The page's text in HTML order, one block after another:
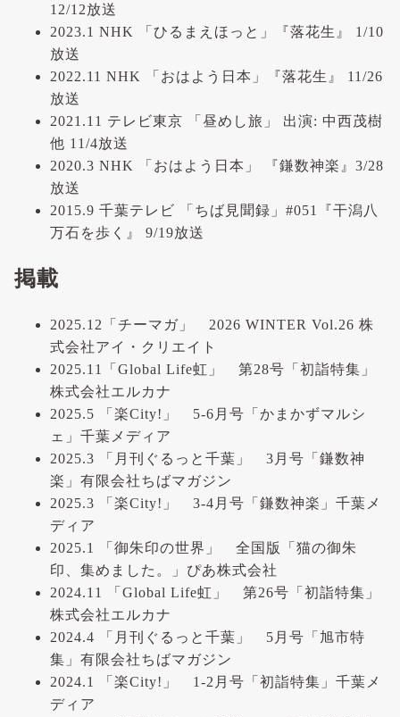
12/12放送
2023.1 NHK 「ひるまえほっと」『落花生』 1/10
放送
2022.11 NHK 「おはよう日本」『落花生』 11/26
放送
2021.11 テレビ東京 「昼めし旅」 出演: 中西茂樹
他 11/4放送
2020.3 NHK 「おはよう日本」 『鎌数神楽』3/28
放送
2015.9 千葉テレビ 「ちば見聞録」#051『干潟八
万石を歩く』 9/19放送
掲載
2025.12「チーマガ」 2026 WINTER Vol.26 株
式会社アイ・クリエイト
2025.11「Global Life虹」 第28号「初詣特集」
株式会社エルカナ
2025.5 「楽City!」 5-6月号「かまかずマルシ
ェ」千葉メディア
2025.3 「月刊ぐるっと千葉」 3月号「鎌数神
楽」有限会社ちばマガジン
2025.3 「楽City!」 3-4月号「鎌数神楽」千葉メ
ディア
2025.1 「御朱印の世界」 全国版「猫の御朱
印、集めました。」ぴあ株式会社
2024.11 「Global Life虹」 第26号「初詣特集」
株式会社エルカナ
2024.4 「月刊ぐるっと千葉」 5月号「旭市特
集」有限会社ちばマガジン
2024.1 「楽City!」 1-2月号「初詣特集」千葉メ
ディア